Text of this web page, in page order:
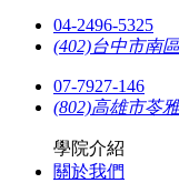
04-2496-5325
(402)台中市南
07-7927-146
(802)高雄市苓
學院介紹
關於我們